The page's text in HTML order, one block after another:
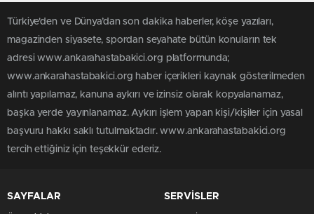
Türkiye'den ve Dünya’dan son dakika haberler, köşe yazıları,
magazinden siyasete, spordan seyahate bütün konuların tek
adresi www.ankarahastabakici.org platformunda;
www.ankarahastabakici.org haber içerikleri kaynak gösterilmeden
alıntı yapılamaz, kanuna aykırı ve izinsiz olarak kopyalanamaz,
başka yerde yayınlanamaz. Aykırı işlem yapan kişi/kişiler için yasal
başvuru hakkı saklı tutulmaktadır. www.ankarahastabakici.org
tercih ettiğiniz için teşekkür ederiz.
SAYFALAR SERVİSLER